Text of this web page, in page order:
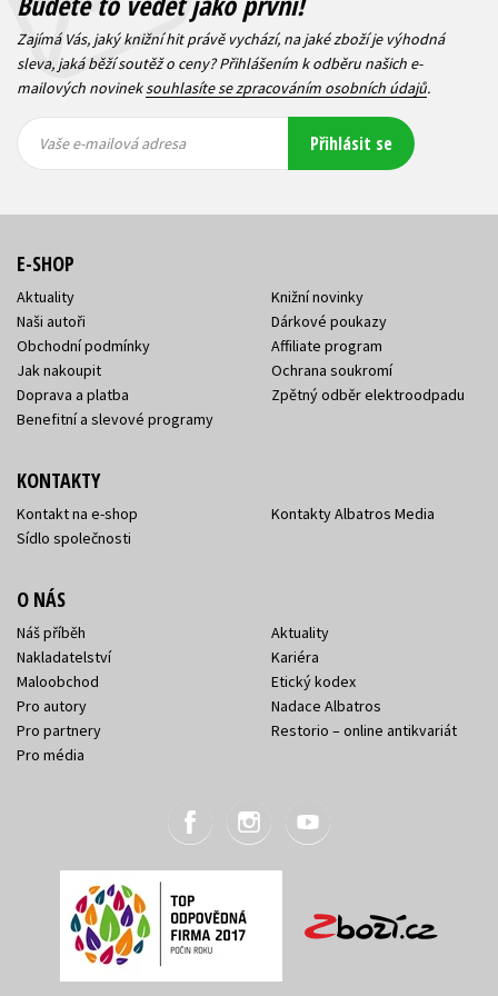
Zajímá Vás, jaký knižní hit právě vychází, na jaké zboží je výhodná
sleva, jaká běží soutěž o ceny? Přihlášením k odběru našich e-
mailových novineksouhlasíte se zpracováním osobních údajů.
mailová
mailová
Vaše e-mailová adresa Přihlásit se
E-SHOP
Aktuality
Naši autoři
Obchodní podmínky
Jak nakoupit
Doprava a platba
Benefitní a slevové programy
Knižní novinky
Dárkové poukazy
Affiliate program
Ochrana soukromí
Zpětný odběr elektroodpadu
KONTAKTY
Kontakt na e-shop
Sídlo společnosti
Kontakty Albatros Media
O NÁS
Náš příběh
Nakladatelství
Maloobchod
Pro autory
Pro partnery
Pro média
Aktuality
Kariéra
Etický kodex
Nadace Albatros
Restorio – online antikvariát